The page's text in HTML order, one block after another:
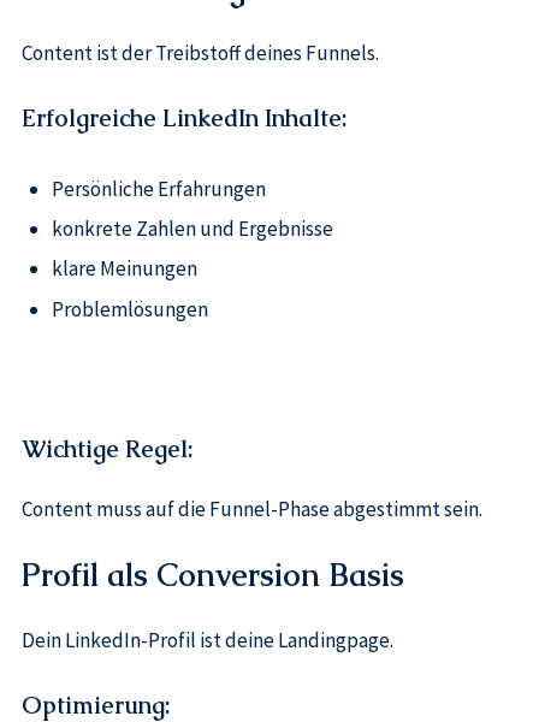
Content ist der Treibstoff deines Funnels.
Erfolgreiche LinkedIn Inhalte:
Persönliche Erfahrungen
konkrete Zahlen und Ergebnisse
klare Meinungen
Problemlösungen
Wichtige Regel:
Content muss auf die Funnel-Phase abgestimmt sein.
Profil als Conversion Basis
Dein LinkedIn-Profil ist deine Landingpage.
Optimierung: